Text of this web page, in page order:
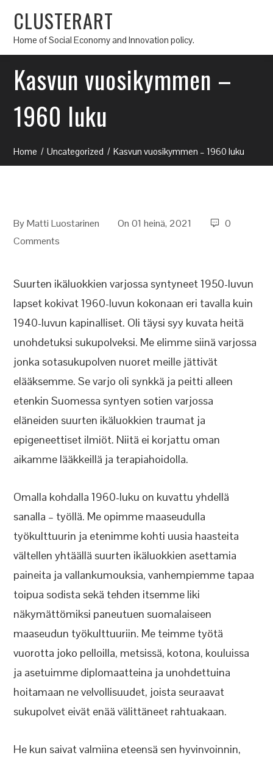
CLUSTERART
Home of Social Economy and Innovation policy.
Kasvun vuosikymmen –
1960 luku
Home Uncategorized Kasvun vuosikymmen – 1960 luku
ByMatti Luostarinen On 01 heinä, 2021
0
Comments
Suurten ikäluokkien varjossa syntyneet 1950-luvun
lapset kokivat 1960-luvun kokonaan eri tavalla kuin
1940-luvun kapinalliset. Oli täysi syy kuvata heitä
unohdetuksi sukupolveksi. Me elimme siinä varjossa
jonka sotasukupolven nuoret meille jättivät
elääksemme. Se varjo oli synkkä ja peitti alleen
etenkin Suomessa syntyen sotien varjossa
eläneiden suurten ikäluokkien traumat ja
epigeneettiset ilmiöt. Niitä ei korjattu oman
aikamme lääkkeillä ja terapiahoidolla.
Omalla kohdalla 1960-luku on kuvattu yhdellä
sanalla – työllä. Me opimme maaseudulla
työkulttuurin ja etenimme kohti uusia haasteita
vältellen yhtäällä suurten ikäluokkien asettamia
paineita ja vallankumouksia, vanhempiemme tapaa
toipua sodista sekä tehden itsemme liki
näkymättömiksi paneutuen suomalaiseen
maaseudun työkulttuuriin. Me teimme työtä
vuorotta joko pelloilla, metsissä, kotona, kouluissa
ja asetuimme diplomaatteina ja unohdettuina
hoitamaan ne velvollisuudet, joista seuraavat
sukupolvet eivät enää välittäneet rahtuakaan.
He kun saivat valmiina eteensä sen hyvinvoinnin,